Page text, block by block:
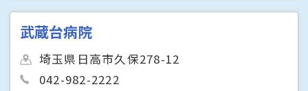
武蔵台病院
埼玉県日高市久保278-12
042-982-2222